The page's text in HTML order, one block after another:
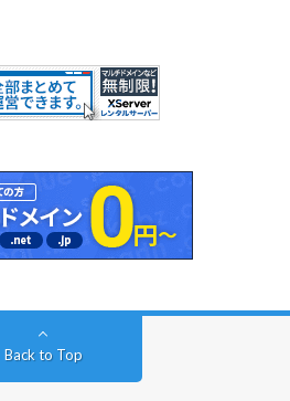
Back to Top